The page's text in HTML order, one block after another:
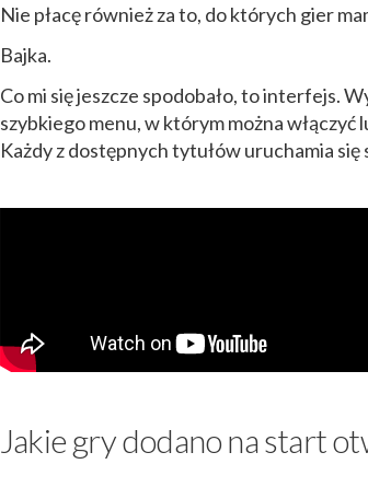
Nie płacę również za to, do których gier
Bajka.
Co mi się jeszcze spodobało, to interfejs.
szybkiego menu, w którym można włączyć
Każdy z dostępnych tytułów uruchamia
Jakie gry dodano na start